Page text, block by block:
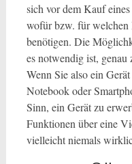
sich vor dem Kauf
wofür bzw. für
benötigen. Die
es notwendig ist, genau
Wenn Sie also ein
Notebook oder
Sinn, ein Gerät zu
Funktionen über eine
vielleicht niemals